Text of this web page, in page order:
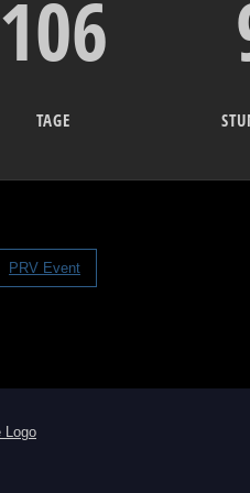
106
TAGE
PRV Event